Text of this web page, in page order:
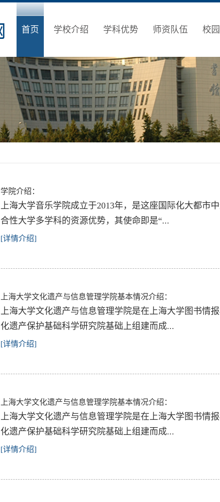
首页 学校介绍 学科优势 师资队伍 校
学院介绍：
上海大学音乐学院成立于2013年，是这座国际化大都市
合性大学多学科的资源优势，其使命即是“...
[详情介绍]
上海大学文化遗产与信息管理学院基本情况介绍：
上海大学文化遗产与信息管理学院是在上海大学图书情
化遗产保护基础科学研究院基础上组建而成...
[详情介绍]
上海大学文化遗产与信息管理学院基本情况介绍：
上海大学文化遗产与信息管理学院是在上海大学图书情
化遗产保护基础科学研究院基础上组建而成...
[详情介绍]